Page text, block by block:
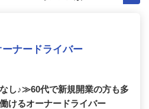
ナードライバー
し♪≫60代で新規開業の方も多
けるオーナードライバー